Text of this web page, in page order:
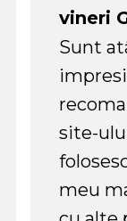
vineri
Sunt
site-
meu